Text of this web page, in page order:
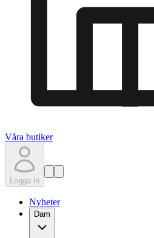
Våra butiker
Logga in
Nyheter
Dam